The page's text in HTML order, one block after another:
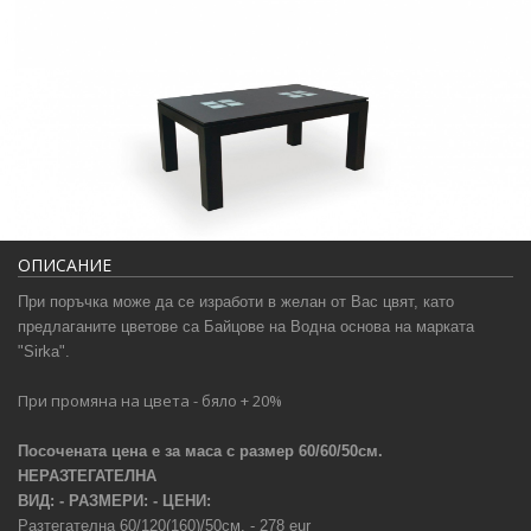
ОПИСАНИЕ
При поръчка може да се изработи в желан от Вас цвят, като
предлаганите цветове са Байцове на Водна основа на марката
"Sirka".
При промяна на цвета - бяло + 20%
Посочената цена е за маса с размер 60/60/50см.
НЕРАЗТЕГАТЕЛНА
ВИД: - РАЗМЕРИ: - ЦЕНИ:
Разтегателна 60/120(160)/50см. - 278 eur